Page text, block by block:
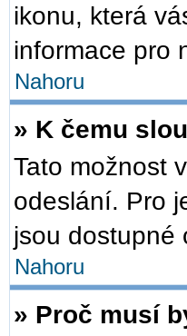
ikonu, která
informace pro
Nahoru
» K čemu
Tato možnost
odeslání. Pro
jsou dostupné
Nahoru
» Proč musí